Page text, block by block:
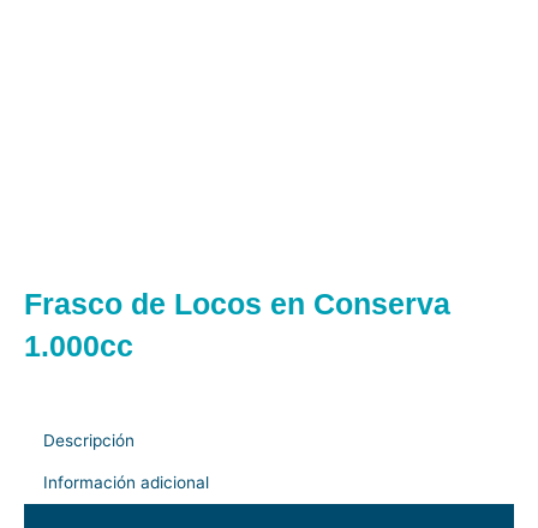
Frasco de Locos en Conserva
1.000cc
Descripción
Información adicional